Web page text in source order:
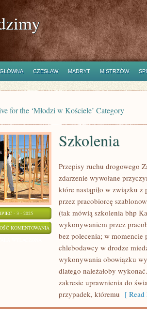
CZESŁAW MADRYT MISTRZÓW
for the ‘Młodzi w Kościele’ Category
- 3 - 2025
KOMENTOWANIA SZKOLENIA
Szkolenia
Przepisy ruchu drogowego
zdarzenie wywołane
które nastąpiło w związku
przez pracobiorcę
(tak mówią szkolenia bhp
wykonywaniem przez
bez polecenia; w
chlebodawcy w drodze
wykonywania obowiązku
dlatego należałoby
zakresie uprawnienia do
przypadek, któremu [ Read